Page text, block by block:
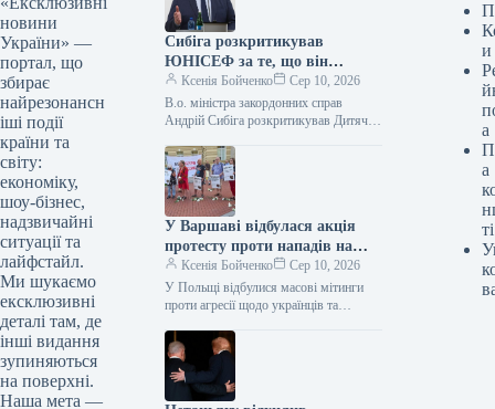
новини
України» —
портал, що
збирає
найрезонансн
іші події
країни та
світу:
економіку,
шоу-бізнес,
надзвичайні
ситуації та
лайфстайл.
Ми шукаємо
ексклюзивні
деталі там, де
інші видання
зупиняються
на поверхні.
Наша мета —
Сибіга розкритикував
ЮНІСЕФ за те, що він
поставив в один ряд агресора
та жертву, а також за заяви
щодо загибелі дітей в Україні
Ксенія Бойченко
Сер 10, 2026
В.о. міністра закордонних справ
Андрій Сибіга розкритикував Дитячий
серпня про загиблих і поранених…
У Варшаві відбулася акція
протесту проти нападів на
громадян України, під час
якої прем’єр-міністру Туску
було передано відповідну
Ксенія Бойченко
Сер 10, 2026
У Польщі відбулися масові мітинги
проти агресії щодо українців та
національних груп. У столиці,
Варшаві, активісти…
и
а
а
ті